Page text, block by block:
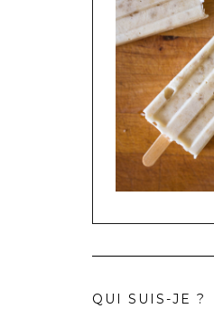
QUI SUIS-JE ?